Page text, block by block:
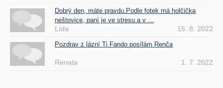
Dobrý den, máte pravdu.Podle fotek má holčička
neštovice, paní je ve stresu a v ...
Lída 15. 8. 2022
Pozdrav z lázní Ti Fando posílám Renča
Renata 1. 7. 2022